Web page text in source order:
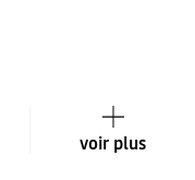
voir plus